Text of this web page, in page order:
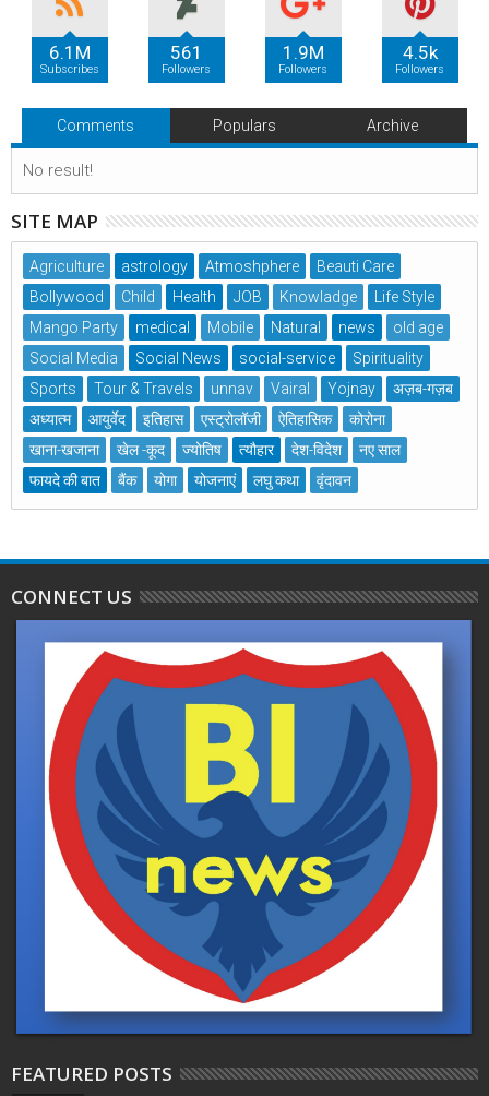
6.1M
Subscribes
561
Followers
1.9M
Followers
4.5k
Followers
Comments Populars Archive
No result!
SITE MAP
Agriculture astrology Atmoshphere
Beauti Care
Bollywood
Child Health JOB Knowladge
Life Style
Mango Party
medical Mobile Natural news
old age
Social Media
Social News social-service
Spirituality
Sports
Tour & Travels unnav Vairal Yojnay
अज़ब-गज़ब
अध्यात्म
आयुर्वेद इतिहास एस्ट्रोलॉजी ऐतिहासिक
कोरोना
खाना-खजाना
खेल -कूद ज्योतिष त्यौहार देश-विदेश
नए साल
फायदे की बात
बैंक योगा योजनाएं लघु कथा वृंदावन
CONNECT US
FEATURED POSTS